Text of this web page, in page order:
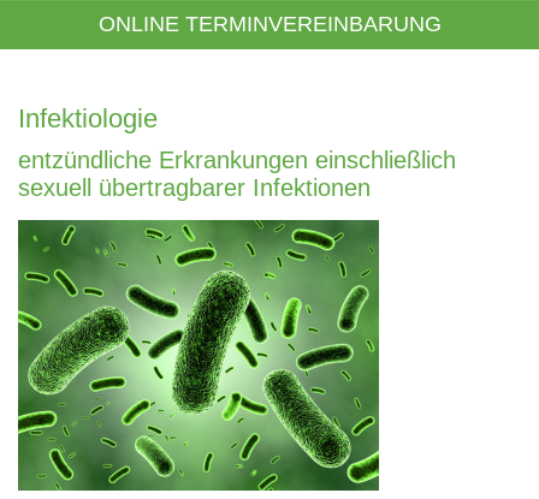
ONLINE TERMINVEREINBARUNG
Infektiologie
entzündliche Erkrankungen einschließlich
sexuell übertragbarer Infektionen